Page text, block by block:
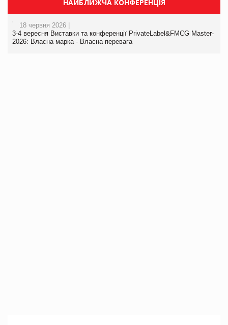
НАЙБЛИЖЧА КОНФЕРЕНЦІЯ
18 червня 2026 |
3-4 вересня Виставки та конференції PrivateLabel&FMCG Master-
2026: Власна марка - Власна перевага